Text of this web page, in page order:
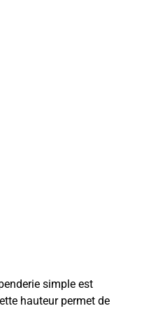
simple est
hauteur permet de